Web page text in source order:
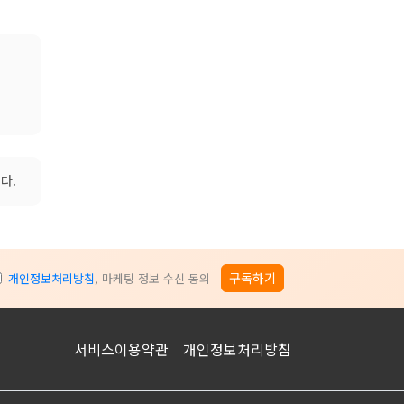
.
개인정보처리방침, 마케팅 정보 수신 동의 구독하기
서비스이용약관 개인정보처리방침